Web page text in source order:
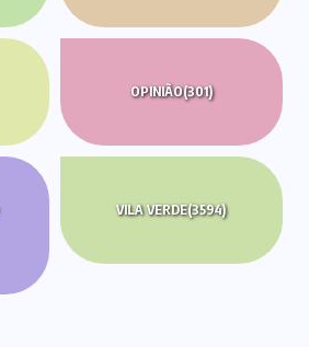
OPINIÃO(301)
VILA VERDE(3594)